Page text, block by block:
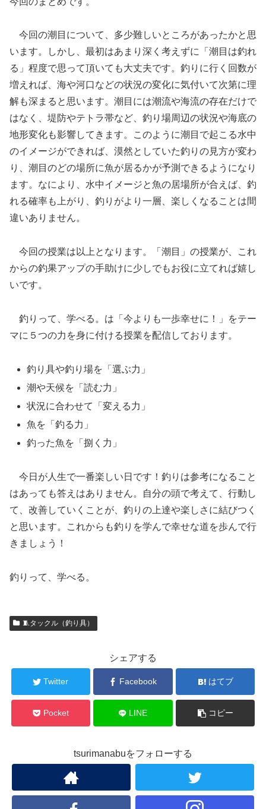
今回の潮目について、多少難しいところがあったかと思
います。しかし、最初はあまり深く考えずに「潮目は釣れ
る」程度で思って頂いても大丈夫です。釣りに行く回数が
増えれば、海や河口などの状況の変化に気付いて次第に理
解も深まると思います。潮目には潮流や海流の存在だけで
はなく、堤防やテトラ帯など、釣り場周辺の状況や海底の
地形変化も影響してきます。このように潮目で起こる水中
のイメージができれば、漠然としていた釣りの見方が変わ
り、潮目のどの場所に魚が居るかが予測できるようになり
ます。なにより、水中イメージと魚の居場所が合えば、釣
れる確率も上がり、釣りがより一層、楽しくなることは間
違いありません。
今回の授業は以上となります。「潮目」の授業が、これ
からの釣果アップの手助けに少しでもお役に立てれば嬉し
いです。
釣りって、学べる。は「今よりも一歩幸せに！」をテー
マに５つの力を身に付ける授業を配信しております。
釣り具や釣り場を「選ぶ力」
潮や天候を「読む力」
状況に合わせて「変える力」
魚を「釣る力」
釣った魚を「捌く力」
今日が人生で一番楽しい日です！釣りは参考になること
はあっても答えはありません。自分の頭で考えて、行動し
て、改善していくことが、釣りの上達や楽しさに結びつく
と思います。これからも釣りを学んで幸せな道を歩んで行
きましょう！
釣りって、学べる。
🧵タックル（釣り具）
シェアする
Twitter Facebook はてブ
Pocket LINE コピー
tsurimanabuをフォローする